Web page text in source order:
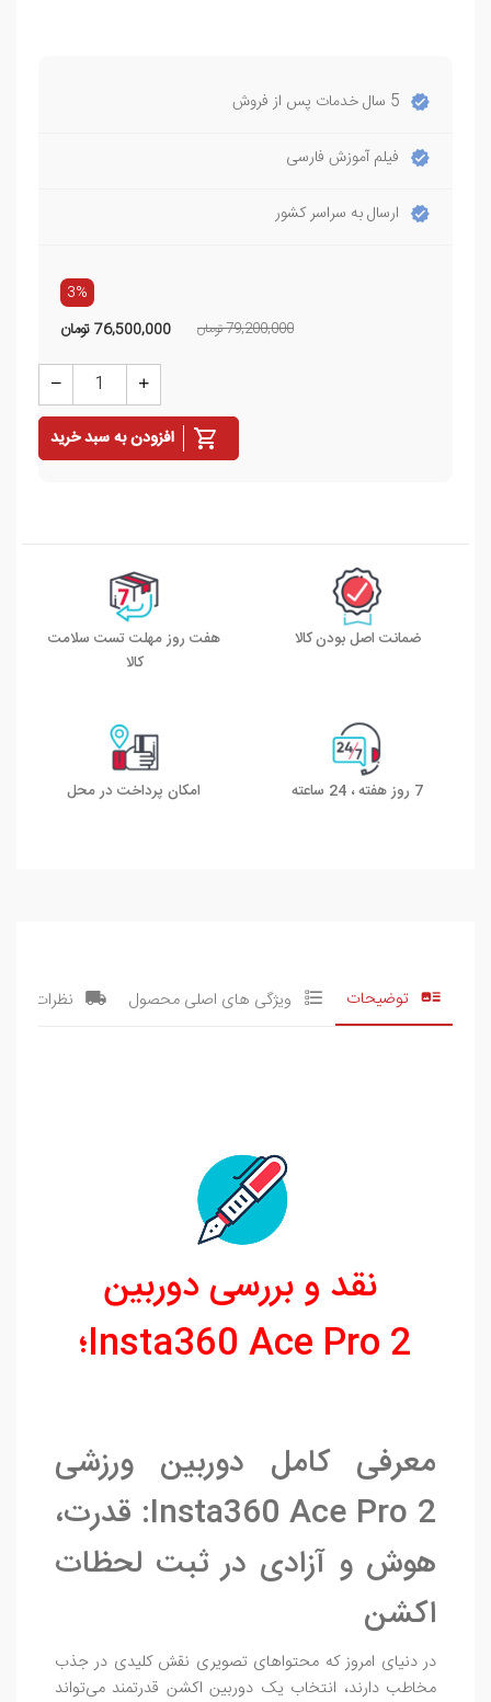
5 سال خدمات پس از فروش
فیلم آموزش فارسی
ارسال به سراسر کشور
3%
79,200,000 تومان 76,500,000تومان
افزودن به سبد خرید
ضمانت اصل بودن کالا
هفت روز مهلت تست سلامت
کالا
7 روز هفته ، 24 ساعته امکان پرداخت در محل
توضیحات ویژگی های اصلی محصول نظرات
نقد و بررسی دوربین
Insta360 Ace Pro 2؛
معرفی کامل دوربین ورزشی
Insta360 Ace Pro 2: قدرت،
هوش و آزادی در ثبت لحظات
اکشن
در دنیای امروز که محتواهای تصویری نقش کلیدی در جذب
مخاطب دارند، انتخاب یک دوربین اکشن قدرتمند می‌تواند